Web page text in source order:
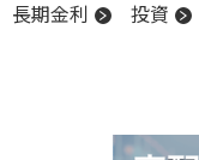
長期金利
投資
決算